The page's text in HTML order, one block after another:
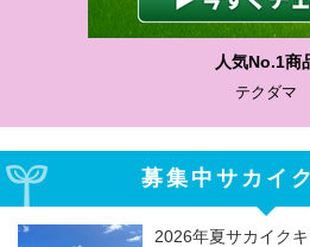
人気No.1商
テクダマ
募集中サカイ
2026年夏サカイク